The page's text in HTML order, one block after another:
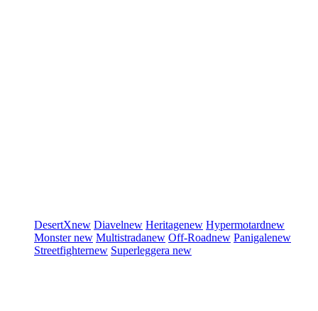
DesertXnew Diavelnew Heritagenew Hypermotardnew
Monsternew Multistradanew Off-Roadnew Panigalenew
Streetfighternew Superleggera new